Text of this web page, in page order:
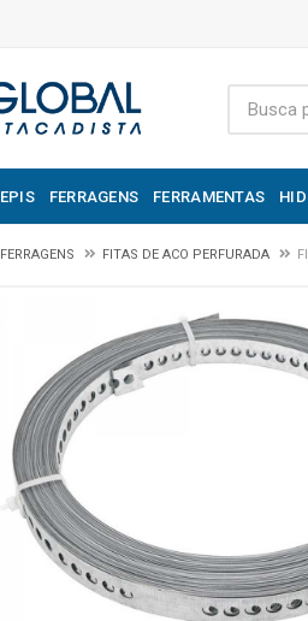
EPIS FERRAGENS FERRAMENTAS
FERRAGENS FITAS DE ACO PERFURADA